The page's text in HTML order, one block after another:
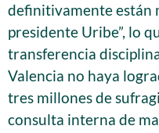
definitivamente están
presidente Uribe”, lo
transferencia
Valencia no haya
tres millones de
consulta interna de